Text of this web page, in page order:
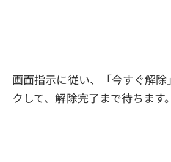
画面指示に従い、「今すぐ解除
クして、解除完了まで待ちます。